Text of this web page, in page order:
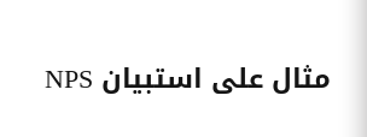
مثال على استبيان NPS